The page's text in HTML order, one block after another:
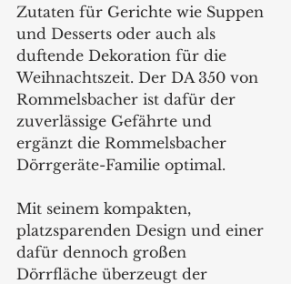
Zutaten für Gerichte wie Suppen
und Desserts oder auch als
duftende Dekoration für die
Weihnachtszeit. Der DA 350 von
Rommelsbacher ist dafür der
zuverlässige Gefährte und
ergänzt die Rommelsbacher
Dörrgeräte-Familie optimal.
Mit seinem kompakten,
platzsparenden Design und einer
dafür dennoch großen
Dörrfläche überzeugt der